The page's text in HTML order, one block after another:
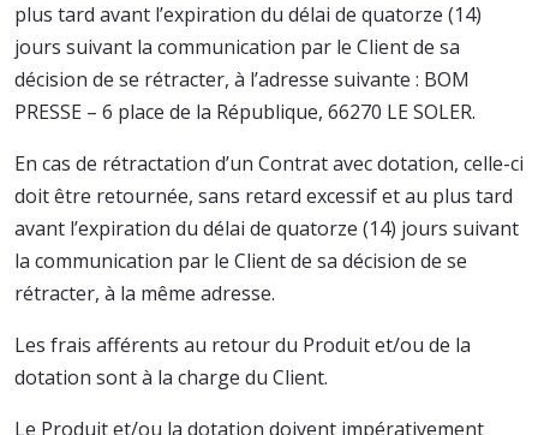
plus tard avant l’expiration du délai de quatorze (14)
jours suivant la communication par le Client de sa
décision de se rétracter, à l’adresse suivante : BOM
PRESSE – 6 place de la République, 66270 LE SOLER.
En cas de rétractation d’un Contrat avec dotation, celle-ci
doit être retournée, sans retard excessif et au plus tard
avant l’expiration du délai de quatorze (14) jours suivant
la communication par le Client de sa décision de se
rétracter, à la même adresse.
Les frais afférents au retour du Produit et/ou de la
dotation sont à la charge du Client.
Le Produit et/ou la dotation doivent impérativement